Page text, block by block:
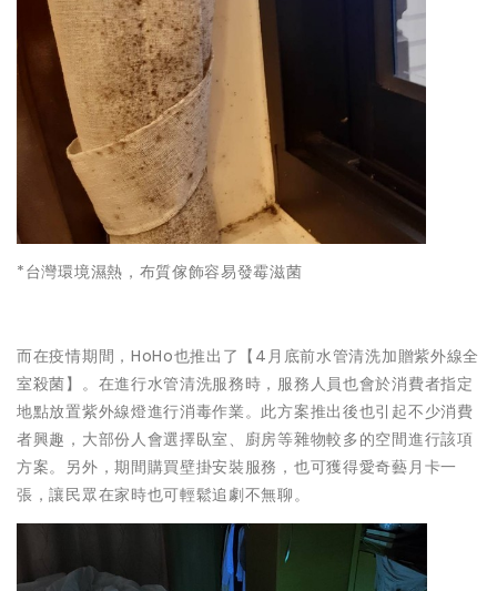
*台灣環境濕熱，布質傢飾容易發霉滋菌
而在疫情期間，HoHo也推出了【4月底前水管清洗加贈紫外線全
室殺菌】。在進行水管清洗服務時，服務人員也會於消費者指定
地點放置紫外線燈進行消毒作業。此方案推出後也引起不少消費
者興趣，大部份人會選擇臥室、廚房等雜物較多的空間進行該項
方案。另外，期間購買壁掛安裝服務，也可獲得愛奇藝月卡一
張，讓民眾在家時也可輕鬆追劇不無聊。